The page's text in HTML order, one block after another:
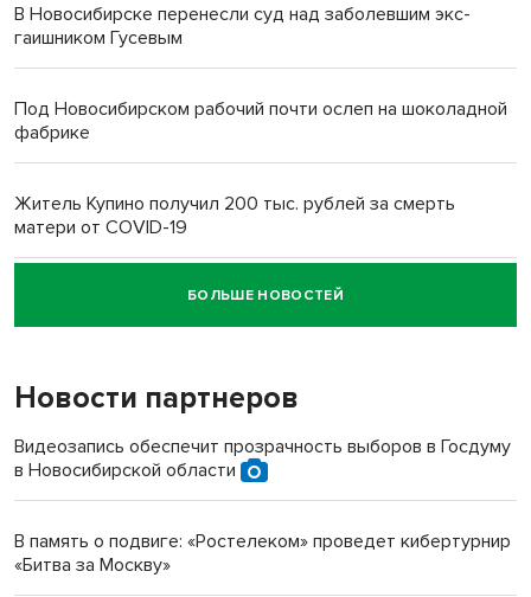
В Новосибирске перенесли суд над заболевшим экс-
гаишником Гусевым
Под Новосибирском рабочий почти ослеп на шоколадной
фабрике
Житель Купино получил 200 тыс. рублей за смерть
матери от COVID-19
Новосибирский суд наказал водителя за смерть
пенсионерки на вокзале
БОЛЬШЕ НОВОСТЕЙ
Новости партнеров
Видеозапись обеспечит прозрачность выборов в Госдуму
в Новосибирской области
В память о подвиге: «Ростелеком» проведет кибертурнир
«Битва за Москву»